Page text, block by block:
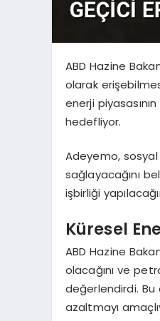
ABD Hazine
olarak
enerji
hedefliyor.
Adeyemo, sosyal
sağlayacağını
işbirliği
Küresel
ABD Hazine
olacağını ve
değerlendirdi.
azaltmayı